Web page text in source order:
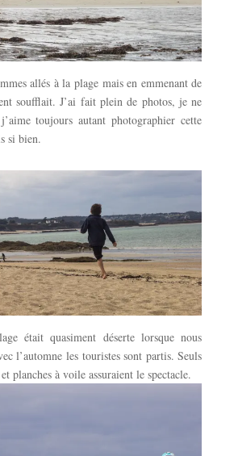
allés à la plage mais en emmenant de
soufflait. J’ai fait plein de photos, je ne
toujours autant photographier cette
si bien.
était quasiment déserte lorsque nous
l’automne les touristes sont partis. Seuls
planches à voile assuraient le spectacle.